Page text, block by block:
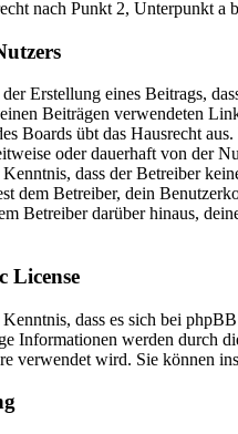
nach Punkt 2, Unterpunkt a
Erstellung eines Beitrags,
Beiträgen verwendeten
Boards übt das Hausrecht
oder dauerhaft von der
dass der Betreiber
dem Betreiber, dein
Betreiber darüber hinaus,
License
dass es sich bei
Informationen werden durch
verwendet wird. Sie können